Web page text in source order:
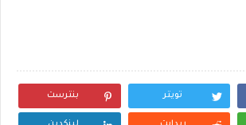
تويتر بنترست